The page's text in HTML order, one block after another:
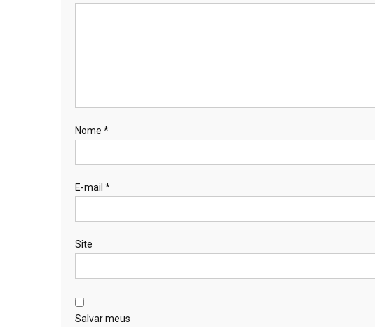
Nome *
E-mail *
Site
Salvar meus